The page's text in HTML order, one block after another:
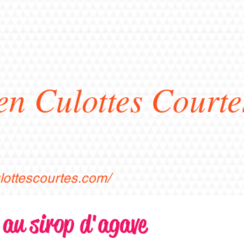
sirop d'agave
Culottes